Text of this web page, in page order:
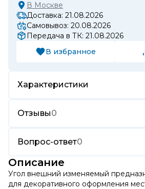
В Москве
Доставка: 21.08.2026
Самовывоз: 20.08.2026
Передача в ТК: 21.08.2026
В избранное
Характеристики
Отзывы0
Вопрос-ответ0
Описание
Угол внешний изменяемый
для декоративного оформления